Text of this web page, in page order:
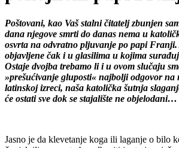
Poštovani, kao Vaš stalni čitatelj zbunjen
dana njegove smrti do danas nema u
osvrta na odvratno pljuvanje po papi
objavljene čak i u glasilima u kojima
Ostaje dvojba trebamo li i u ovom slučaju
»prešućivanje gluposti« najbolji odgovor
latinskoj izreci, naša katolička šutnja
će ostati sve dok se stajalište ne objelodani…
Jasno je da klevetanje koga ili laganje o bilo